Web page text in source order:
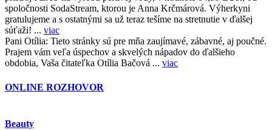
spoločnosti SodaStream, ktorou je Anna Krčmárová. Výherkyni
gratulujeme a s ostatnými sa už teraz tešíme na stretnutie v ďalšej
súťaži! ... viac
Pani Otília: Tieto stránky sú pre mňa zaujímavé, zábavné, aj poučné.
Prajem vám veľa úspechov a skvelých nápadov do ďalšieho
obdobia, Vaša čitateľka Otília Bačová ... viac
ONLINE ROZHOVOR
Beauty